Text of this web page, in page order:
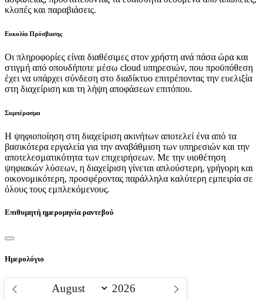
κλοπές και παραβιάσεις.
Ευκολία Πρόσβασης
Οι πληροφορίες είναι διαθέσιμες στον χρήστη ανά πάσα ώρα και
στιγμή από οπουδήποτε μέσω cloud υπηρεσιών, που προϋπόθεση
έχει να υπάρχει σύνδεση στο διαδίκτυο επιτρέποντας την ευελιξία
στη διαχείριση και τη λήψη αποφάσεων επιτόπου.
Συμπέρασμα
Η ψηφιοποίηση στη διαχείριση ακινήτων αποτελεί ένα από τα
βασικότερα εργαλεία για την αναβάθμιση των υπηρεσιών και την
αποτελεσματικότητα των επιχειρήσεων. Με την υιοθέτηση
ψηφιακών λύσεων, η διαχείριση γίνεται απλούστερη, γρήγορη και
οικονομικότερη, προσφέροντας παράλληλα καλύτερη εμπειρία σε
όλους τους εμπλεκόμενους.
Επιθυμητή ημερομηνία ραντεβού
Ημερολόγιο